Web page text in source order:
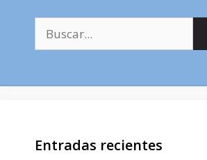
Entradas recientes